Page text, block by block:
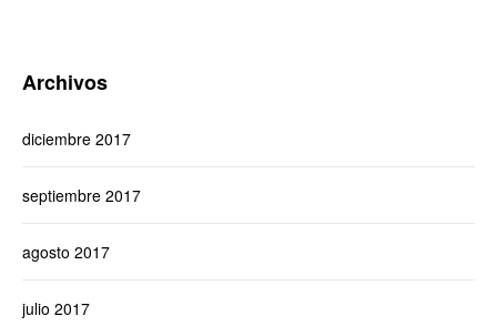
Archivos
diciembre 2017
septiembre 2017
agosto 2017
julio 2017